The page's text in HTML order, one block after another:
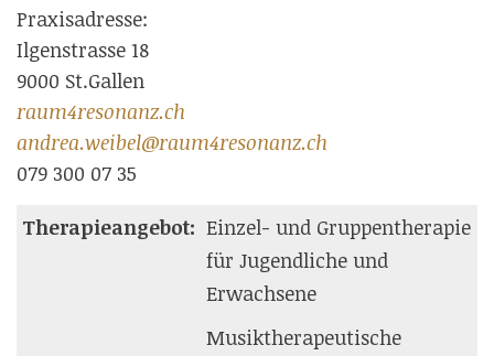
Praxisadresse:
Ilgenstrasse 18
9000 St.Gallen
raum4resonanz.ch
andrea.weibel@raum4resonanz.ch
079 300 07 35
Therapieangebot: Einzel- und Gruppentherapie
für Jugendliche und
Erwachsene
Musiktherapeutische